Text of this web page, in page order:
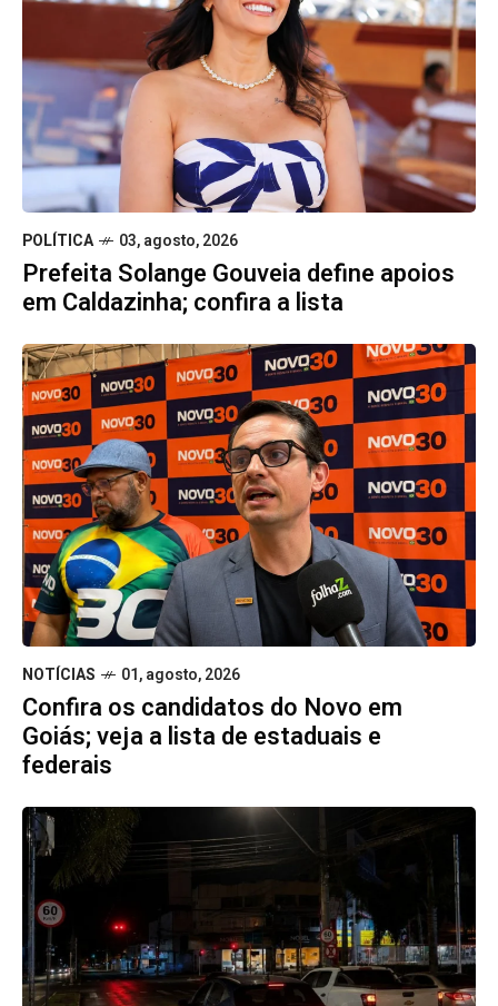
POLÍTICA 03, agosto, 2026
Prefeita Solange Gouveia define apoios
em Caldazinha; confira a lista
NOTÍCIAS 01, agosto, 2026
Confira os candidatos do Novo em
Goiás; veja a lista de estaduais e
federais